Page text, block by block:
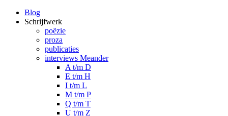
Blog
Schrijfwerk
poëzie
proza
publicaties
interviews Meander
A t/m D
E t/m H
I t/m L
M t/m P
Q t/m T
U t/m Z